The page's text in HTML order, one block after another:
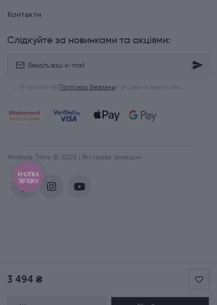
3 494 ₴
Контакти
Слідкуйте за новинками та акціями:
Я прочитав Політика Безпеки і згоден з вимогами
Attribute Time © 2026 | Всі права захищені
КНОПКА
ЗВ'ЯЗКУ